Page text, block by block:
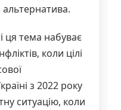
ця тема набуває
коли цілі
з 2022 року
ситуацію, коли